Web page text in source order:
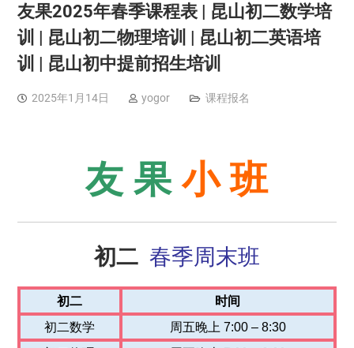
友果2025年春季课程表 | 昆山初二数学培
训 | 昆山初二物理培训 | 昆山初二英语培
训 | 昆山初中提前招生培训
2025年1月14日 yogor 课程报名
友 果小 班
初二 春季周末班
初二
时间
初二数学
周五晚上 7:00 – 8:30